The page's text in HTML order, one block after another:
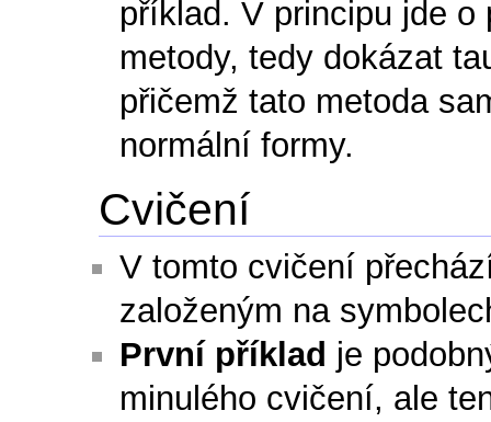
příklad. V principu jde o
metody, tedy dokázat
přičemž tato metoda
normální formy.
Cvičení
V tomto cvičení
založeným na
První příklad je
minulého cvičení, ale